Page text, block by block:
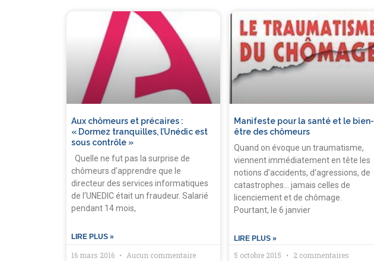
Aux chômeurs et précaires :
« Dormez tranquilles, l’Unédic est
sous contrôle »
Quelle ne fut pas la surprise de
chômeurs d’apprendre que le
directeur des services informatiques
de l’UNEDIC était un fraudeur. Salarié
pendant 14 mois,
LIRE PLUS »
16 mars 2016 Aucun commentaire
Manifeste pour la santé et le bien-
être des chômeurs
Quand on évoque un traumatisme,
viennent immédiatement en tête les
notions d’accidents, d’agressions, de
catastrophes… jamais celles de
licenciement et de chômage.
Pourtant, le 6 janvier
LIRE PLUS »
5 octobre 2015 2 commentaires